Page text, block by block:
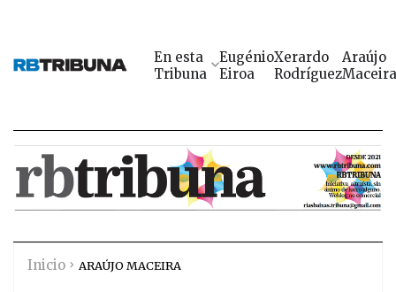
En esta
Tribuna
Eugénio
Eiroa
Xerardo
Rodríguez
Araújo
Maceira
Inicio ARAÚJO MACEIRA